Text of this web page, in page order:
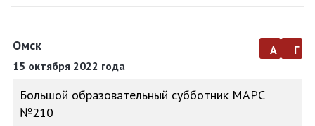
Омск
15 октября 2022 года
а г
Большой образовательный субботник МАРС
№210